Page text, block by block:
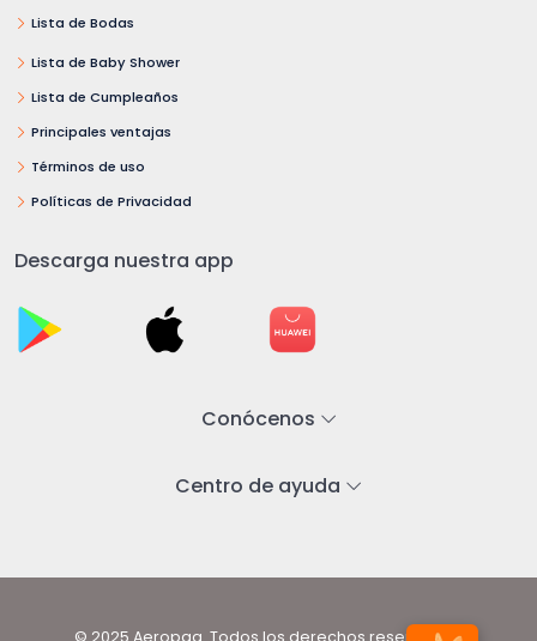
Lista de Bodas
Lista de Baby Shower
Lista de Cumpleaños
Principales ventajas
Términos de uso
Políticas de Privacidad
Descarga nuestra app
Conócenos
Centro de ayuda